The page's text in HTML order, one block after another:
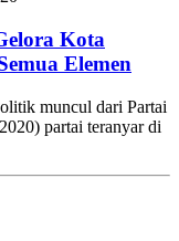
Kota
Elemen
muncul dari Partai
partai teranyar di